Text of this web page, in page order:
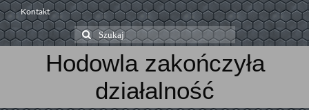
Kontakt
Szuklaj
w:
Hodowla zakończyła
działalność